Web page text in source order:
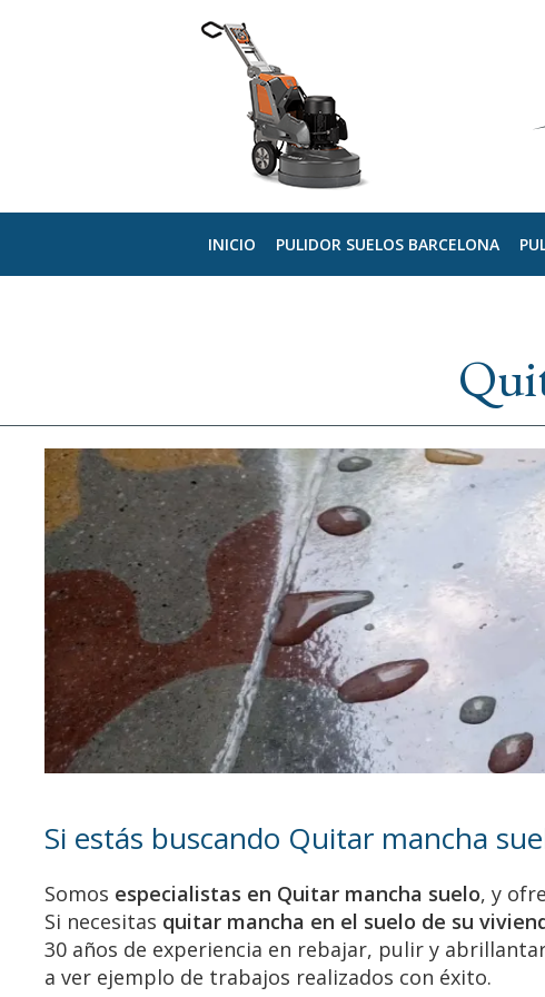
INICIO PULIDOR SUELOS BARCELONA
Si estás buscando Quitar mancha
Somos especialistas en Quitar mancha suelo, y
Si necesitas quitar mancha en el suelo de su
30 años de experiencia en rebajar, pulir y
a ver ejemplo de trabajos realizados con éxito.